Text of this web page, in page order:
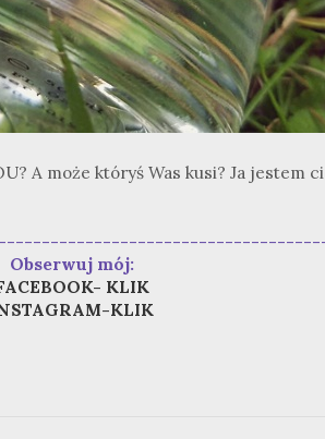
A może któryś Was kusi? Ja jestem
Obserwuj mój:
KLIK
KLIK